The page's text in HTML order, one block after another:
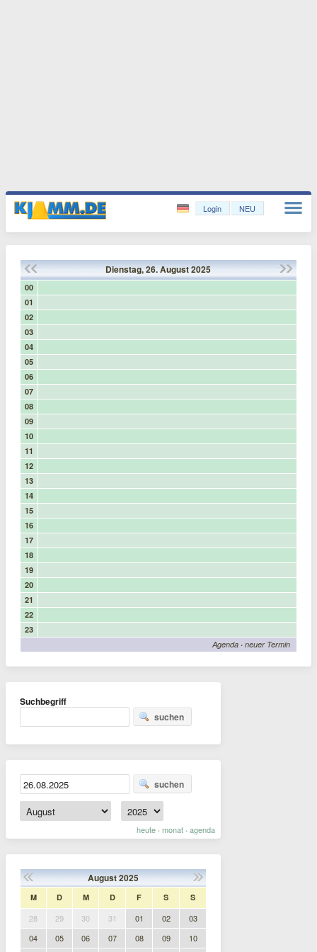
Login NEU
Dienstag,26.August2025
00
01
02
03
04
05
06
07
08
09
10
11
12
13
14
15
16
17
18
19
20
21
22
23
Agenda · neuer Termin
Suchbegriff
suchen
suchen
heute · monat · agenda
August2025
M D M D F S S
28 29 30 31 01 02
03
04
05 06 07 08 09 10